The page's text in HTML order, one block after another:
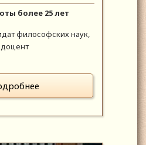
более 25 лет
философских наук,
доцент